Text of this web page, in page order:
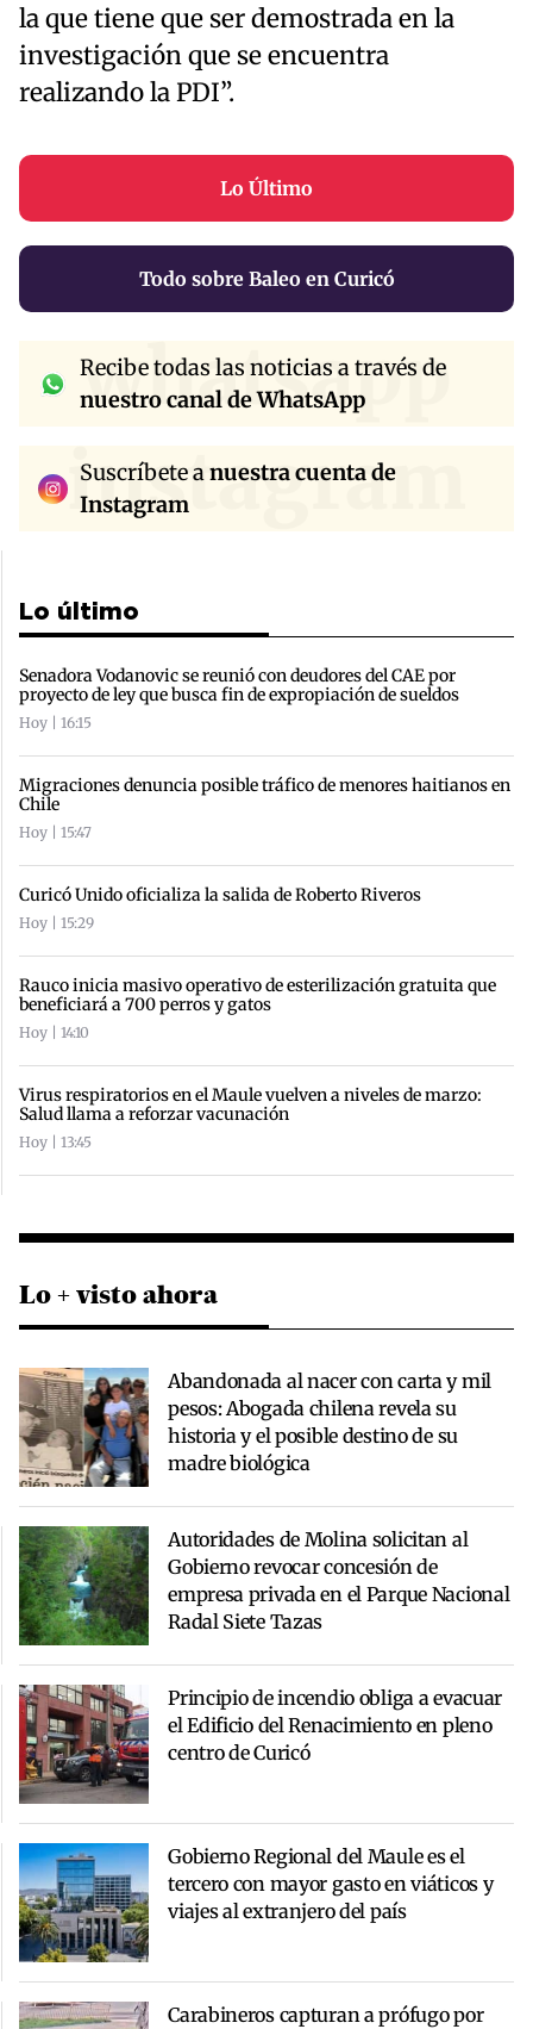
la que tiene que ser demostrada en la
investigación que se encuentra
realizando la PDI”.
Lo Último
Todo sobre Baleo en Curicó
whatsapp
Recibe todas las noticias a través de
nuestro canal de WhatsApp
instagram
Suscríbete anuestra cuenta de
Instagram
Lo último
Senadora Vodanovic se reunió con deudores del CAE por
proyecto de ley que busca fin de expropiación de sueldos
Hoy | 16:15
Migraciones denuncia posible tráfico de menores haitianos en
Chile
Hoy | 15:47
Curicó Unido oficializa la salida de Roberto Riveros
Hoy | 15:29
Rauco inicia masivo operativo de esterilización gratuita que
beneficiará a 700 perros y gatos
Hoy | 14:10
Virus respiratorios en el Maule vuelven a niveles de marzo:
Salud llama a reforzar vacunación
Hoy | 13:45
Lo + visto ahora
Abandonada al nacer con carta y mil
pesos: Abogada chilena revela su
historia y el posible destino de su
madre biológica
Autoridades de Molina solicitan al
Gobierno revocar concesión de
empresa privada en el Parque Nacional
Radal Siete Tazas
Principio de incendio obliga a evacuar
el Edificio del Renacimiento en pleno
centro de Curicó
Gobierno Regional del Maule es el
tercero con mayor gasto en viáticos y
viajes al extranjero del país
Carabineros capturan a prófugo por